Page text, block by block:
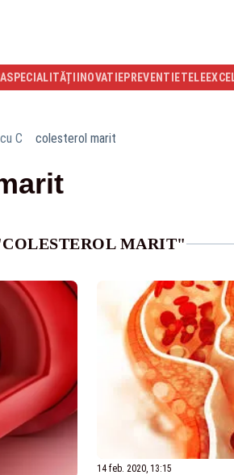
SPECIALITĂȚI INOVATIEPREVENTIE
C colesterol marit
MARIT"
14 feb. 2020, 13:15